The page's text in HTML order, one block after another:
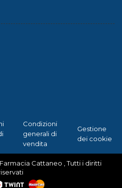
Condizioni
generali di
vendita
Gestione
dei cookie
Cattaneo , Tutti i diritti